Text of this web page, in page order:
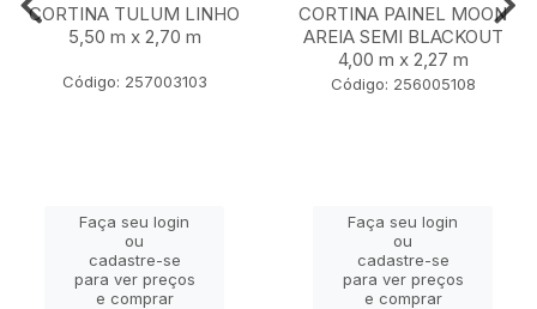
CORTINA TULUM LINHO
5,50 m x 2,70 m
Código: 257003103
Faça seu login
ou
cadastre-se
para ver preços
e comprar
CORTINA PAINEL MOON
AREIA SEMI BLACKOUT
4,00 m x 2,27 m
Código: 256005108
Faça seu login
ou
cadastre-se
para ver preços
e comprar